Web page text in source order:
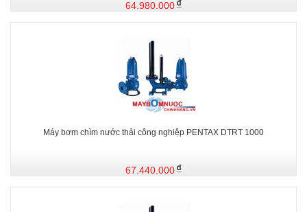
64.980.000
Máy bơm chìm nước thải công nghiệp PENTAX DTRT 1000
67.440.000